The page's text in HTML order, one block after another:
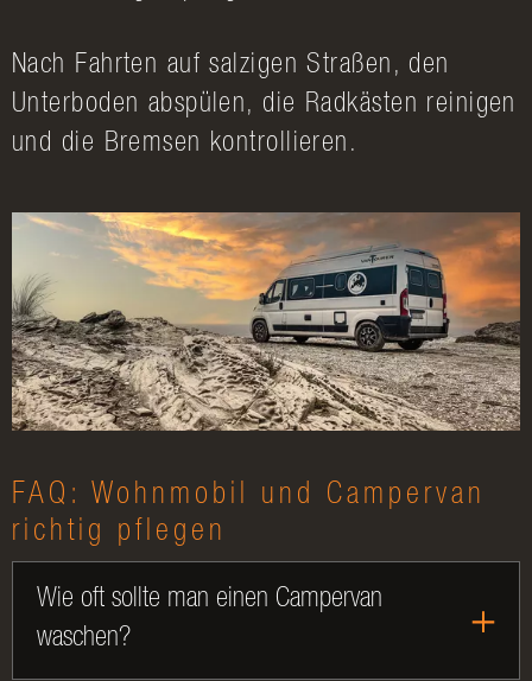
Nach Fahrten auf salzigen Straßen, den
Unterboden abspülen, die Radkästen reinigen
und die Bremsen kontrollieren.
FAQ: Wohnmobil und Campervan
richtig pflegen
Wie oft sollte man einen Campervan
waschen?